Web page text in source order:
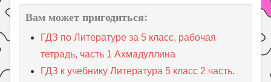
Вам может пригодиться:
ГДЗ по Литературе за 5 класс, рабочая
тетрадь, часть 1 Ахмадуллина
ГДЗ к учебнику Литература 5 класc 2 часть.